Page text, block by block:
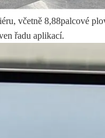
včetně 8,88palcové
řadu aplikací.